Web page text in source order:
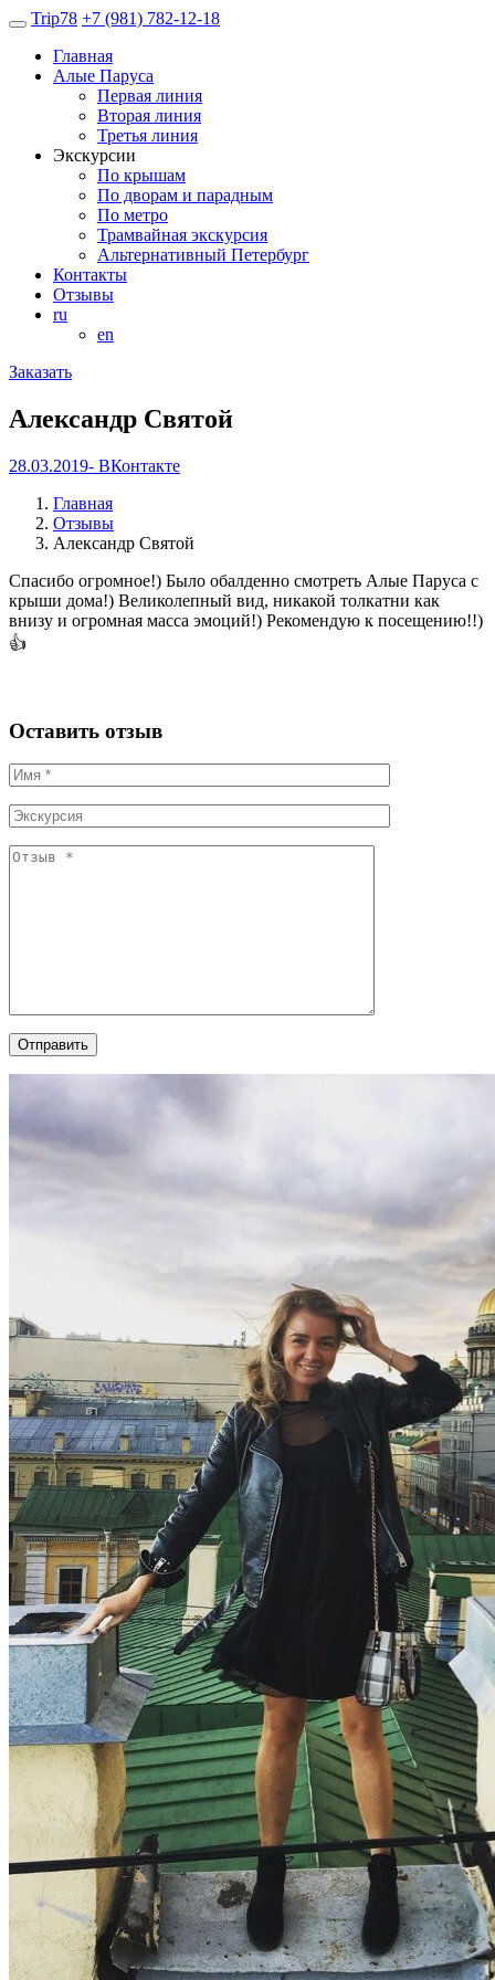
Trip78 +7 (981) 782-12-18
Главная
Алые Паруса
Первая линия
Вторая линия
Третья линия
Экскурсии
По крышам
По дворам и парадным
По метро
Трамвайная экскурсия
Альтернативный Петербург
Контакты
Отзывы
ru
en
Заказать
Александр Святой
28.03.2019- ВКонтакте
Главная
Отзывы
Александр Святой
Спасибо огромное!) Было обалденно смотреть Алые Паруса с
крыши дома!) Великолепный вид, никакой толкатни как
внизу и огромная масса эмоций!) Рекомендую к посещению!!)
👍
Оставить отзыв